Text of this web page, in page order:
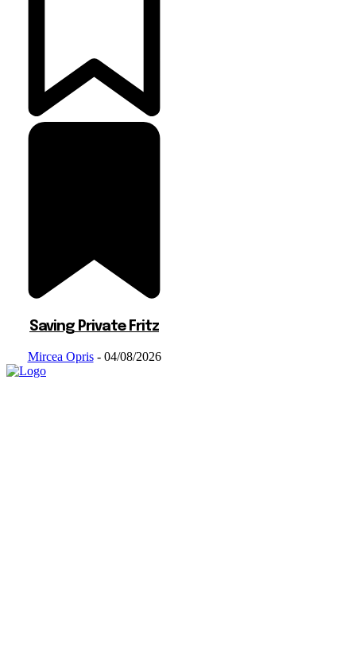
Saving Private Fritz
Mircea Opris - 04/08/2026